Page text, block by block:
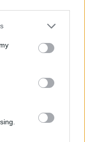
or more Google
You may click to
party tags to
in below Google
MLB a
2026